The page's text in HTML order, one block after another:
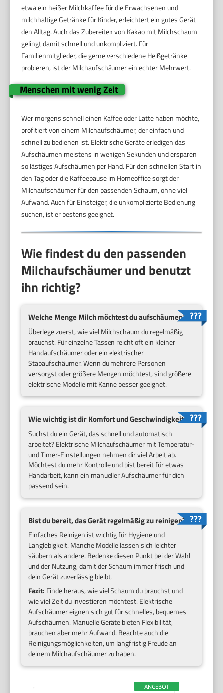
etwa ein heißer Milchkaffee für die Erwachsenen und
milchhaltige Getränke für Kinder, erleichtert ein gutes Gerät
den Alltag. Auch das Zubereiten von Kakao mit Milchschaum
gelingt damit schnell und unkompliziert. Für
Familienmitglieder, die gerne verschiedene Heißgetränke
probieren, ist der Milchaufschäumer ein echter Mehrwert.
Menschen mit wenig Zeit
Wer morgens schnell einen Kaffee oder Latte haben möchte,
profitiert von einem Milchaufschäumer, der einfach und
schnell zu bedienen ist. Elektrische Geräte erledigen das
Aufschäumen meistens in wenigen Sekunden und ersparen
so lästiges Aufschäumen per Hand. Für den schnellen Start in
den Tag oder die Kaffeepause im Homeoffice sorgt der
Milchaufschäumer für den passenden Schaum, ohne viel
Aufwand. Auch für Einsteiger, die unkomplizierte Bedienung
suchen, ist er bestens geeignet.
Wie findest du den passenden
Milchaufschäumer und benutzt
ihn richtig?
Welche Menge Milch möchtest du aufschäumen?
Überlege zuerst, wie viel Milchschaum du regelmäßig
brauchst. Für einzelne Tassen reicht oft ein kleiner
Handaufschäumer oder ein elektrischer
Stabaufschäumer. Wenn du mehrere Personen
versorgst oder größere Mengen möchtest, sind größere
elektrische Modelle mit Kanne besser geeignet.
Wie wichtig ist dir Komfort und Geschwindigkeit?
Suchst du ein Gerät, das schnell und automatisch
arbeitet? Elektrische Milchaufschäumer mit Temperatur-
und Timer-Einstellungen nehmen dir viel Arbeit ab.
Möchtest du mehr Kontrolle und bist bereit für etwas
Handarbeit, kann ein manueller Aufschäumer für dich
passend sein.
Bist du bereit, das Gerät regelmäßig zu reinigen?
Einfaches Reinigen ist wichtig für Hygiene und
Langlebigkeit. Manche Modelle lassen sich leichter
säubern als andere. Bedenke diesen Punkt bei der Wahl
und der Nutzung, damit der Schaum immer frisch und
dein Gerät zuverlässig bleibt.
Fazit: Finde heraus, wie viel Schaum du brauchst und
wie viel Zeit du investieren möchtest. Elektrische
Aufschäumer eignen sich gut für schnelles, bequemes
Aufschäumen. Manuelle Geräte bieten Flexibilität,
brauchen aber mehr Aufwand. Beachte auch die
Reinigungsmöglichkeiten, um langfristig Freude an
deinem Milchaufschäumer zu haben.
ANGEBOT